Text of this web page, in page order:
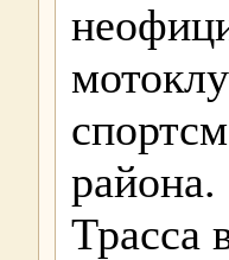
района.
Трасса